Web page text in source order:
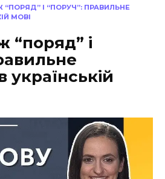
“ПОРЯД” І “ПОРУЧ”: ПРАВИЛЬНЕ
МОВІ
“поряд” і